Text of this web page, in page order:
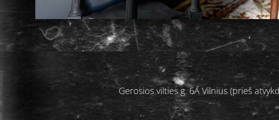
Gerosios vilties g. 6A Vilnius (prieš